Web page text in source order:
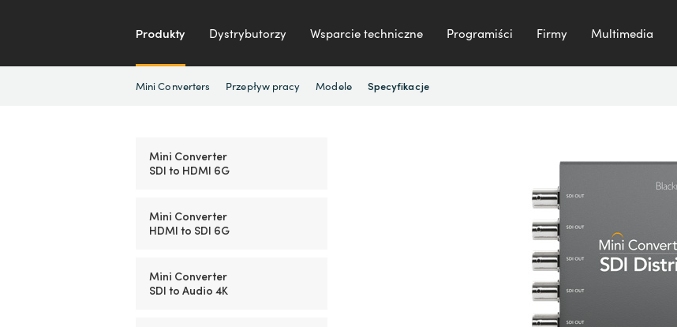
Produkty Dystrybutorzy Wsparcie techniczne Programiści Firmy Multimedia
Mini Converters Przepływ pracy Modele Specyfikacje
Mini Converter
SDI to HDMI 6G
Mini Converter
HDMI to SDI 6G
Mini Converter
SDI to Audio 4K